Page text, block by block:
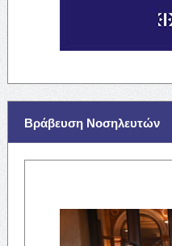
Βράβευση Νοσηλευτών